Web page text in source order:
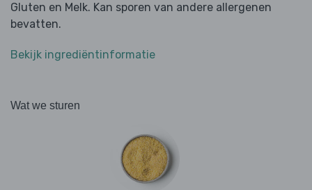
Gluten en Melk. Kan sporen van andere allergenen
bevatten.
Bekijk ingrediëntinformatie
Wat we sturen